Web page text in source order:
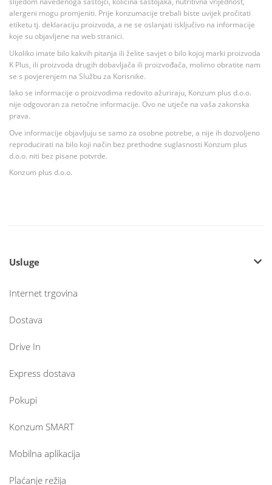
alergeni mogu promjeniti. Prije konzumacije trebali biste uvijek pročitati
etiketu tj. deklaraciju proizvoda, a ne se oslanjati isključivo na informacije
koje su objavljene na web stranici.
Ukoliko imate bilo kakvih pitanja ili želite savjet o bilo kojoj marki proizvoda
K Plus, ili proizvoda drugih dobavljača ili proizvođača, molimo obratite nam
se s povjerenjem na Službu za Korisnike.
Iako se informacije o proizvodima redovito ažuriraju, Konzum plus d.o.o.
nije odgovoran za netočne informacije. Ovo ne utječe na vaša zakonska
prava.
Ove informacije objavljuju se samo za osobne potrebe, a nije ih dozvoljeno
reproducirati na bilo koji način bez prethodne suglasnosti Konzum plus
d.o.o. niti bez pisane potvrde.
Konzum plus d.o.o.
Usluge
Internet trgovina
Dostava
Drive In
Express dostava
Pokupi
Konzum SMART
Mobilna aplikacija
Plaćanje režija